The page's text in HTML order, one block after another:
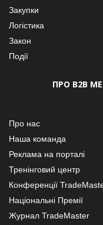
Закупки
Логістика
Закон
Події
ПРО В2В
Про нас
Наша команда
Реклама на порталі
Тренінговий центр
Конференції
Національні Премії
Журнал TradeMaster